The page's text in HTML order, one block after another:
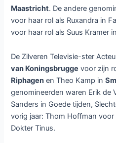
Maastricht. De andere
voor haar rol als Ruxandra in
voor haar rol als Suus Kramer
De Zilveren Televisie-ster
van Koningsbrugge voor zijn
Riphagen en Theo Kamp in
genomineerden waren Erik de
Sanders in Goede tijden,
vorig jaar: Thom Hoffman
Dokter Tinus.